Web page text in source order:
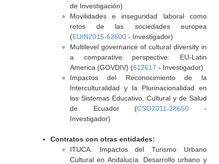
de Investigación)
Movilidades e inseguridad laboral como
retos de las sociedades europea
(EUIN2015-62600- Investigador)
Multilevel governance of cultural diversity in
a comparative perspective: EU-Latin
America (GOVDIV) (612617 - Investigador)
Impactos del Reconocimiento de la
Interculturalidad y la Plurinacionalidad en
los Sistemas Educativo, Cultural y de Salud
de Ecuador (CSO2011-28650 -
Investigador)
Contratos con otras entidades:
ITUCA. Impactos del Turismo Urbano
Cultural en Andalucía. Desarrollo urbano y